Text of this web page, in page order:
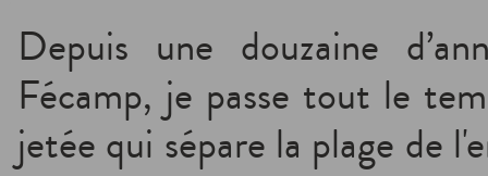
Depuis une douzaine
Fécamp, je passe tout le
jetée qui sépare la plage de